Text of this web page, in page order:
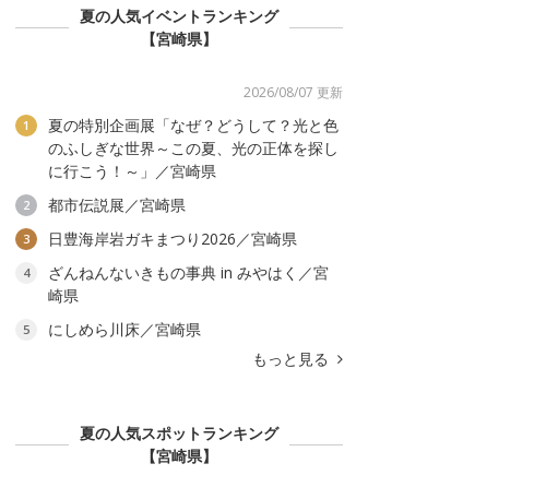
夏の人気イベントランキング
【宮崎県】
2026/08/07 更新
1
夏の特別企画展「なぜ？どうして？光と色
のふしぎな世界～この夏、光の正体を探し
に行こう！～」／宮崎県
2 都市伝説展／宮崎県
3 日豊海岸岩ガキまつり2026／宮崎県
4
ざんねんないきもの事典 in みやはく／宮
崎県
5
にしめら川床／宮崎県
もっと見る
夏の人気スポットランキング
【宮崎県】